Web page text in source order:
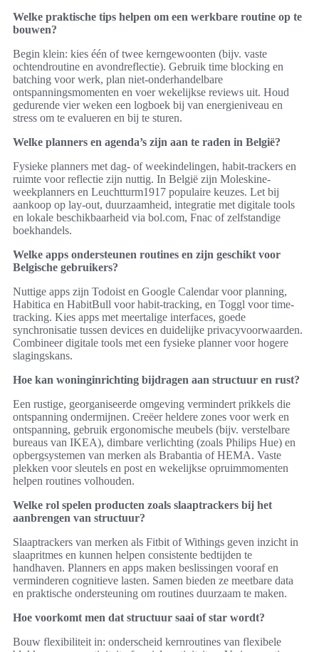
Welke praktische tips helpen om een werkbare routine op te
bouwen?
Begin klein: kies één of twee kerngewoonten (bijv. vaste
ochtendroutine en avondreflectie). Gebruik time blocking en
batching voor werk, plan niet-onderhandelbare
ontspanningsmomenten en voer wekelijkse reviews uit. Houd
gedurende vier weken een logboek bij van energieniveau en
stress om te evalueren en bij te sturen.
Welke planners en agenda’s zijn aan te raden in België?
Fysieke planners met dag- of weekindelingen, habit-trackers en
ruimte voor reflectie zijn nuttig. In België zijn Moleskine-
weekplanners en Leuchtturm1917 populaire keuzes. Let bij
aankoop op lay-out, duurzaamheid, integratie met digitale tools
en lokale beschikbaarheid via bol.com, Fnac of zelfstandige
boekhandels.
Welke apps ondersteunen routines en zijn geschikt voor
Belgische gebruikers?
Nuttige apps zijn Todoist en Google Calendar voor planning,
Habitica en HabitBull voor habit-tracking, en Toggl voor time-
tracking. Kies apps met meertalige interfaces, goede
synchronisatie tussen devices en duidelijke privacyvoorwaarden.
Combineer digitale tools met een fysieke planner voor hogere
slagingskans.
Hoe kan woninginrichting bijdragen aan structuur en rust?
Een rustige, georganiseerde omgeving vermindert prikkels die
ontspanning ondermijnen. Creëer heldere zones voor werk en
ontspanning, gebruik ergonomische meubels (bijv. verstelbare
bureaus van IKEA), dimbare verlichting (zoals Philips Hue) en
opbergsystemen van merken als Brabantia of HEMA. Vaste
plekken voor sleutels en post en wekelijkse opruimmomenten
helpen routines volhouden.
Welke rol spelen producten zoals slaaptrackers bij het
aanbrengen van structuur?
Slaaptrackers van merken als Fitbit of Withings geven inzicht in
slaapritmes en kunnen helpen consistente bedtijden te
handhaven. Planners en apps maken beslissingen vooraf en
verminderen cognitieve lasten. Samen bieden ze meetbare data
en praktische ondersteuning om routines duurzaam te maken.
Hoe voorkomt men dat structuur saai of star wordt?
Bouw flexibiliteit in: onderscheid kernroutines van flexibele